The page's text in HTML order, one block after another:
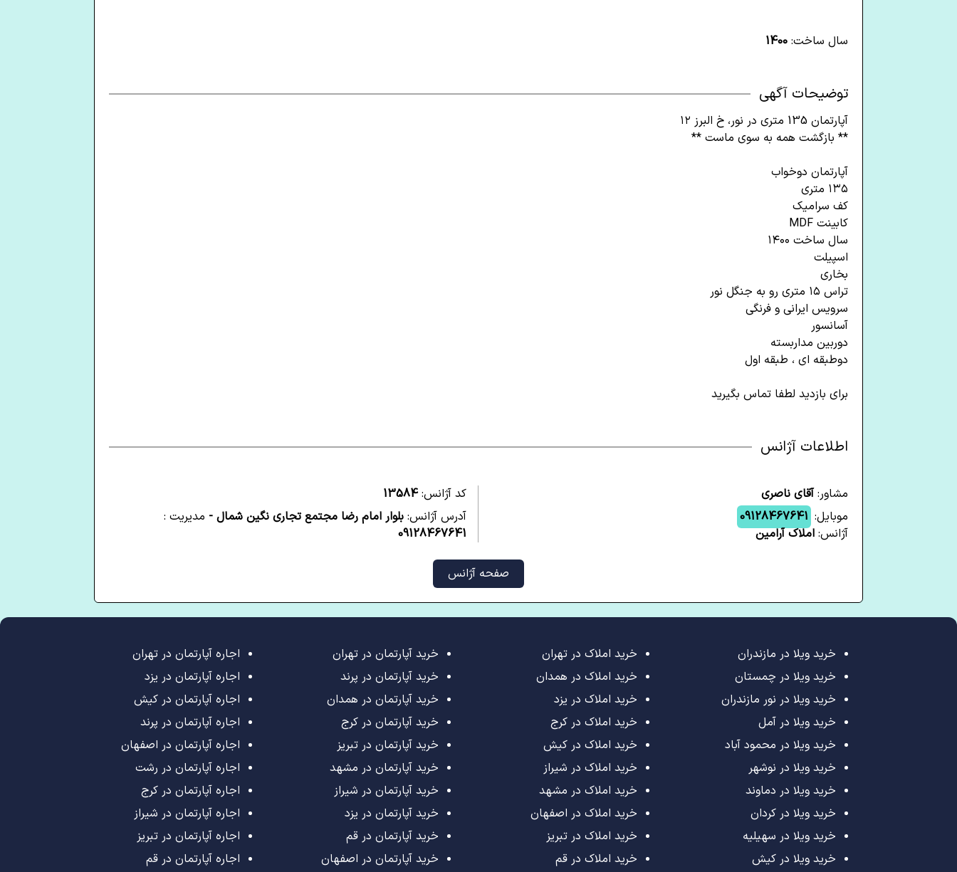
سال ساخت: 1400
توضیحات آگهی
آپارتمان 135 متری در نور، خ البرز ۱۲
** بازگشت همه به سوی ماست **
آپارتمان دوخواب
۱۳۵ متری
کف سرامیک
کابینت MDF
سال ساخت ۱۴۰۰
اسپیلت
بخاری
تراس ۱۵ متری رو به جنگل نور
سرویس ایرانی و فرنگی
آسانسور
دوربین مداربسته
دوطبقه ای ، طبقه اول
برای بازدید لطفا تماس بگیرید
اطلاعات آژانس
مشاور:آقای ناصری
موبایل: 09128467641
آژانس: املاک آرامین
کد آژانس: 13584
آدرس آژانس: بلوار امام رضا مجتمع تجاری نگین شمال - مدیریت :
09128467641
صفحه آژانس
خرید ویلا در مازندران
خرید ویلا در چمستان
خرید ویلا در نور مازندران
خرید ویلا در آمل
خرید ویلا در محمود آباد
خرید ویلا در نوشهر
خرید ویلا در دماوند
خرید ویلا در کردان
خرید ویلا در سهیلیه
خرید ویلا در کیش
خرید املاک در تهران
خرید املاک در همدان
خرید املاک در یزد
خرید املاک در کرج
خرید املاک در کیش
خرید املاک در شیراز
خرید املاک در مشهد
خرید املاک در اصفهان
خرید املاک در تبریز
خرید املاک در قم
خرید آپارتمان در تهران
خرید آپارتمان در پرند
خرید آپارتمان در همدان
خرید آپارتمان در کرج
خرید آپارتمان در تبریز
خرید آپارتمان در مشهد
خرید آپارتمان در شیراز
خرید آپارتمان در یزد
خرید آپارتمان در قم
خرید آپارتمان در اصفهان
اجاره آپارتمان در تهران
اجاره آپارتمان در یزد
اجاره آپارتمان در کیش
اجاره آپارتمان در پرند
اجاره آپارتمان در اصفهان
اجاره آپارتمان در رشت
اجاره آپارتمان در کرج
اجاره آپارتمان در شیراز
اجاره آپارتمان در تبریز
اجاره آپارتمان در قم